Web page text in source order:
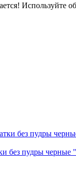
Используйте
без пудры